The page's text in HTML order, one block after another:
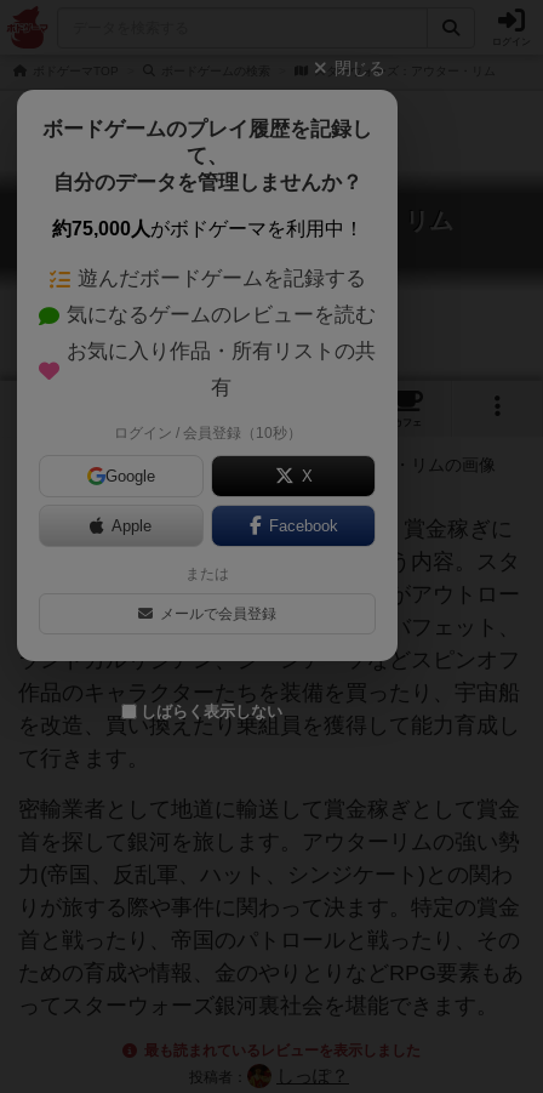
スターウォーズ：アウター・リム
スターウォーズ：アウター・リム
Star Wars: Outer Rim
カフェ
銀河外縁部(アウターリム)を密輸業者、賞金稼ぎに
なって名声を稼いで伝説を残そうという内容。スタ
ーウォーズと言えば、ジェダイなはずがアウトロー
中心なので出てこない。ハンソロ、ボバフェット、
ランドカルリジアン、ジーンアーソなどスピンオフ
作品のキャラクターたちを装備を買ったり、宇宙船
を改造、買い換えたり乗組員を獲得して能力育成し
て行きます。
密輸業者として地道に輸送して賞金稼ぎとして賞金
首を探して銀河を旅します。アウターリムの強い勢
力(帝国、反乱軍、ハット、シンジケート)との関わ
りが旅する際や事件に関わって決ます。特定の賞金
首と戦ったり、帝国のパトロールと戦ったり、その
ための育成や情報、金のやりとりなどRPG要素もあ
ってスターウォーズ銀河裏社会を堪能できます。
最も読まれているレビューを表示しました
投稿者：
しっぽ？
閉じる
ボードゲームのプレイ履歴を記録し
て、
自分のデータを管理しませんか？
約75,000人がボドゲーマを利用中！
遊んだボードゲームを記録する
気になるゲームのレビューを読む
お気に入り作品・所有リストの共
有
ログイン / 会員登録（10秒）
Google X
Apple Facebook
または
メールで会員登録
しばらく表示しない